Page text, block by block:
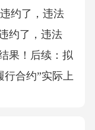
约了，违法
约了，违法
果！后续：拟
行合约”实际上